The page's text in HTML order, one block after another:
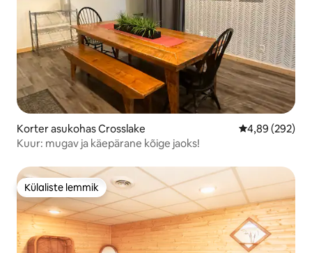
Korter asukohas Crosslake Keskmine
4,89 (292)
Kuur: mugav ja käepärane kõige jaoks!
Külaliste lemmik
Külaliste lemmik